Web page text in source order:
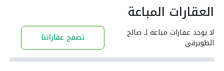
العقارات المباعة
لا يوجد عقارات مباعة لـ صالح
الطويرقي تصفح عقاراتنا